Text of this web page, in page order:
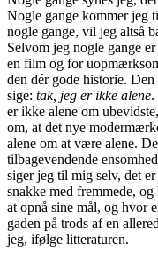
LLI
NG,
HV
OR
JEG
KA
Nogle gange kommer jeg
nogle gange, vil jeg altså
Selvom jeg nogle gange
en film og for
den dér gode historie.
sige: tak, jeg er ikke alene.
er ikke alene om
om, at det nye
alene om at være alene.
tilbagevendende
siger jeg til mig selv, det
snakke med fremmede,
at opnå sine mål, og hvor
gaden på trods af en
jeg, ifølge litteraturen.